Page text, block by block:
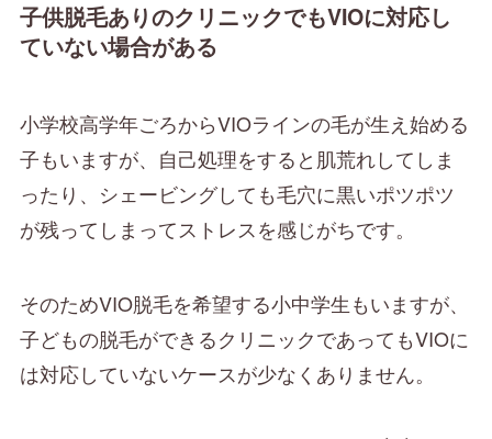
子供脱毛ありのクリニックでもVIOに対応し
ていない場合がある
小学校高学年ごろからVIOラインの毛が生え始める
子もいますが、自己処理をすると肌荒れしてしま
ったり、シェービングしても毛穴に黒いポツポツ
が残ってしまってストレスを感じがちです。
そのためVIO脱毛を希望する小中学生もいますが、
子どもの脱毛ができるクリニックであってもVIOに
は対応していないケースが少なくありません。